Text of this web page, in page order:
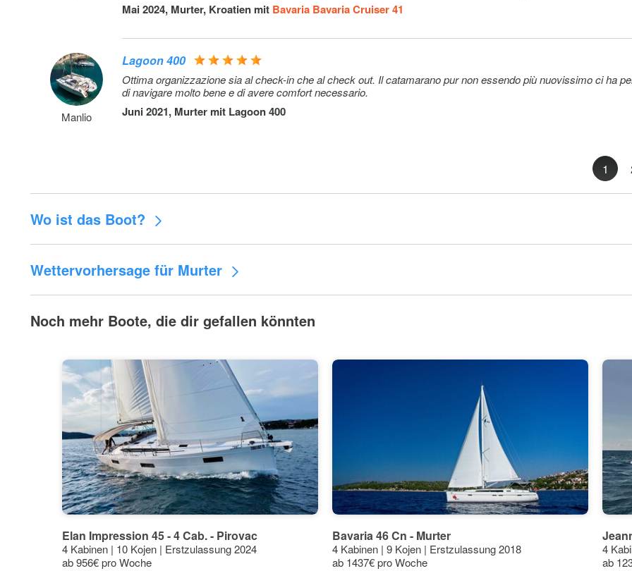
Mai 2024, Murter, Kroatien mit Bavaria Bavaria Cruiser 41
Manlio
Lagoon 400
Ottima organizzazione sia al check-in che al check out. Il catamarano pur non essendo più nuovissimo ci ha
di navigare molto bene e di avere comfort necessario.
Juni 2021, Murter mit Lagoon 400
1
Wo ist das Boot?
Wettervorhersage für Murter
24°C
21°C
18°C
15°C
12°C
9°C
6°C
3°C
10°
5°
14°
7°
18°
10°
23°
15°
18°
26°
18°
20°
14°
15°
6°
Noch mehr Boote, die dir gefallen könnten
Elan Impression 45 - 4 Cab. - Pirovac
4 Kabinen | 10 Kojen | Erstzulassung 2024
ab 956€ pro Woche
Bavaria 46 Cn - Murter
4 Kabinen | 9 Kojen | Erstzulassung 2018
ab 1437€ pro Woche
4
ab